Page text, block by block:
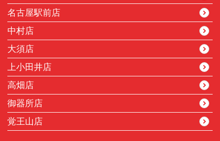
名古屋駅前店
中村店
大須店
上小田井店
高畑店
御器所店
覚王山店